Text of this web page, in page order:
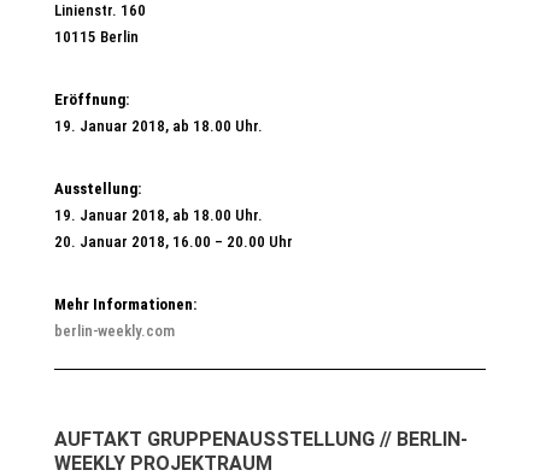
Linienstr. 160
10115 Berlin
Eröffnung:
19. Januar 2018, ab 18.00 Uhr.
Ausstellung:
19. Januar 2018, ab 18.00 Uhr.
20. Januar 2018, 16.00 – 20.00 Uhr
Mehr Informationen:
berlin-weekly.com
AUFTAKT GRUPPENAUSSTELLUNG // BERLIN-
WEEKLY PROJEKTRAUM